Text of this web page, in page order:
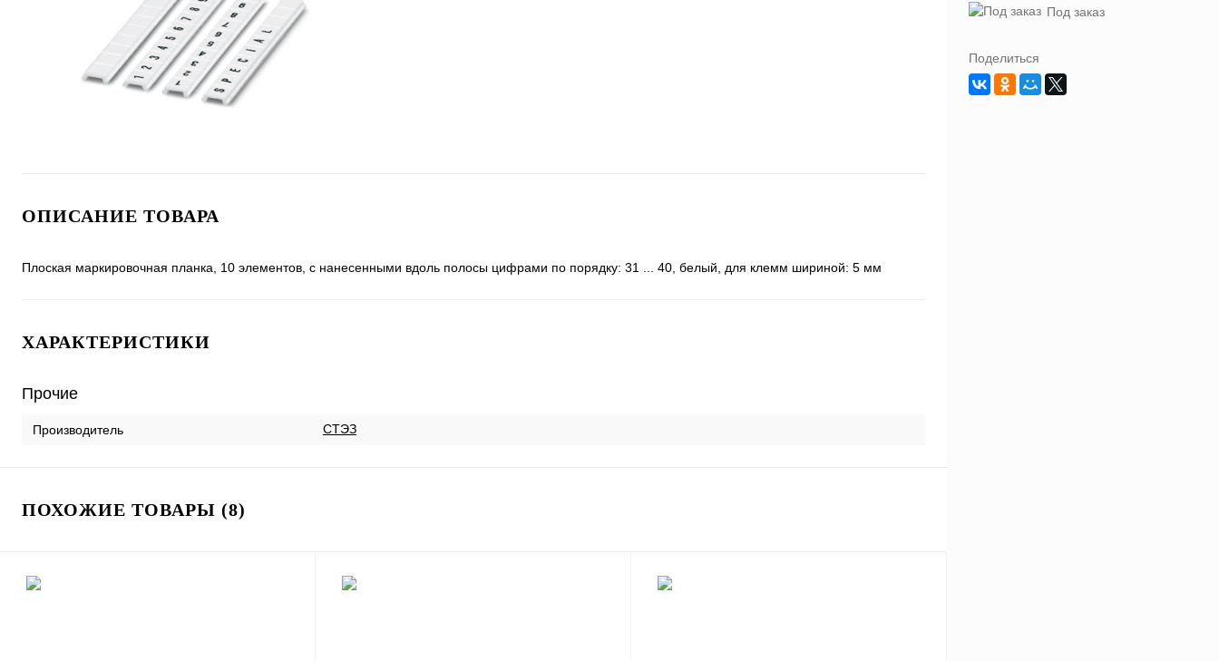
ОПИСАНИЕ ТОВАРА
Плоская маркировочная планка, 10 элементов, с нанесенными вдоль полосы цифрами по порядку: 31 ... 40, белый, для клемм шириной: 5 мм
ХАРАКТЕРИСТИКИ
Прочие
Производитель СТЭЗ
ПОХОЖИЕ ТОВАРЫ (8)
Под заказ
Поделиться